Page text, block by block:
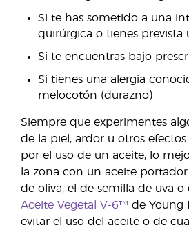
Si te has sometido a una
quirúrgica o tienes prevista
Si te encuentras bajo
Si tienes una alergia
melocotón (durazno)
Siempre que experimentes
de la piel, ardor u otros efectos
por el uso de un aceite, lo
la zona con un aceite
de oliva, el de semilla de uva o
Aceite Vegetal V-6™ de Young
evitar el uso del aceite o de